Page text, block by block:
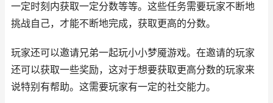
一定时刻内获取一定分数等等。这些任务需要玩家不断地
挑战自己，才能不断地完成，获取更高的分数。
玩家还可以邀请兄弟一起玩小小梦魇游戏。在邀请的玩家
还可以获取一些奖励，这对于想要获取更高分数的玩家来
说特别有帮助。这需要玩家有一定的社交能力。